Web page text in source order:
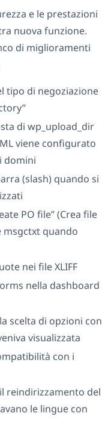
e le prestazioni
nuova funzione.
di miglioramenti
tipo di negoziazione
di wp_upload_dir
viene configurato
domini
(slash) quando si
PO file” (Crea file
msgctxt quando
nei file XLIFF
nella dashboard
scelta di opzioni con
visualizzata
con i
reindirizzamento del
le lingue con